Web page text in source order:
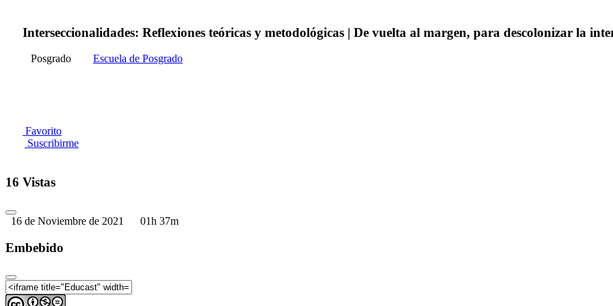
Interseccionalidades: Reflexiones teóricas y metodológicas | De vuelta al margen, para descolonizar la
Posgrado Escuela de Posgrado
Favorito
Suscribirme
16 Vistas
16 de Noviembre de 2021 01h 37m
Embebido